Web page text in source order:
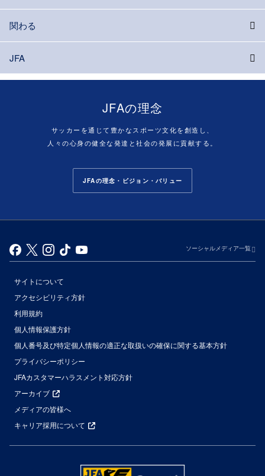
関わる
JFA
JFAの理念
サッカーを通じて豊かなスポーツ文化を創造し、
人々の心身の健全な発達と社会の発展に貢献する。
JFAの理念・ビジョン・バリュー
ソーシャルメディア一覧
サイトについて
アクセシビリティ方針
利用規約
個人情報保護方針
個人番号及び特定個人情報の適正な取扱いの確保に関する基本方針
プライバシーポリシー
JFAカスタマーハラスメント対応方針
アーカイブ
メディアの皆様へ
キャリア採用について